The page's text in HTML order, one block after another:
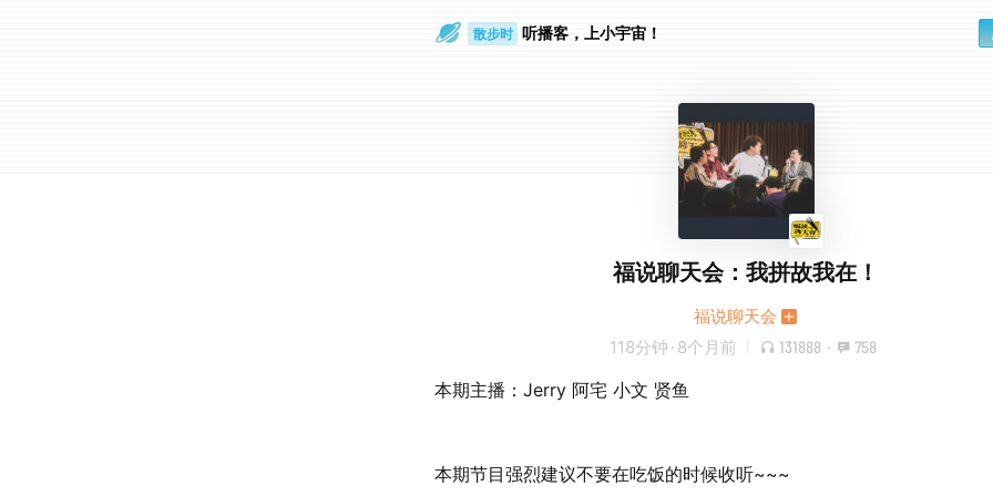
通勤路上 听播客，上小宇宙！
福说聊天会：我拼故我在！
福说聊天会
118分钟 · 8个月前 131888 · 758
本期主播：Jerry 阿宅 小文 贤鱼
本期节目强烈建议不要在吃饭的时候收听~~~